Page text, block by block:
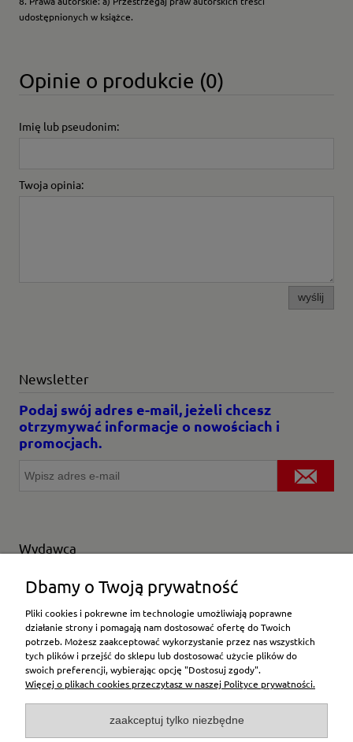
udostępnionych w książce.
Opinie o produkcie (0)
Imię lub pseudonim:
Twoja opinia:
wyślij
Newsletter
Podaj swój adres e-mail, jeżeli chcesz
otrzymywać informacje o nowościach i
promocjach.
Wydawca
Wybierz producenta
Moje konto
Płatności i dostawa
Pomoc
Dbamy o Twoją prywatność
Pliki cookies i pokrewne im technologie umożliwiają poprawne
działanie strony i pomagają nam dostosować ofertę do Twoich
potrzeb. Możesz zaakceptować wykorzystanie przez nas wszystkich
tych plików i przejść do sklepu lub dostosować użycie plików do
swoich preferencji, wybierając opcję "Dostosuj zgody".
Więcej o plikach cookies przeczytasz w naszej Polityce prywatności.
zaakceptuj tylko niezbędne